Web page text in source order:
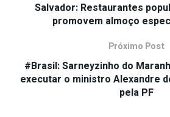
Salvador: Restaurantes
promovem almoço
Próximo Post
#Brasil: Sarneyzinho do
executar o ministro Alexandre
pela PF